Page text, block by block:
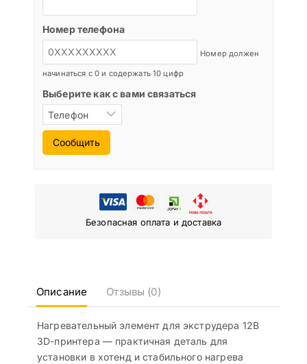
Номер телефона
Номер должен
начинаться с 0 и содержать 10 цифр
Выберите как с вами связаться
Сообщить
Безопасная оплата и доставка
Описание Отзывы (0)
Нагревательный элемент для экструдера 12В
3D-принтера — практичная деталь для
установки в хотенд и стабильного нагрева